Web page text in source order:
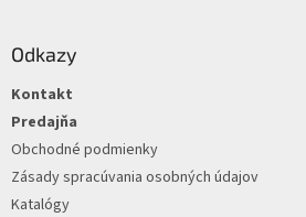
Odkazy
Kontakt
Predajňa
Obchodné podmienky
Zásady spracúvania osobných údajov
Katalógy